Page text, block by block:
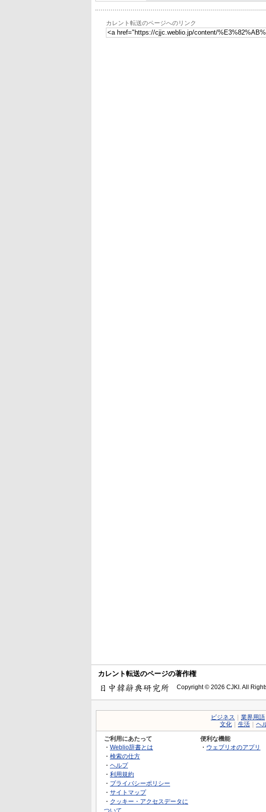
カレント転送のページへのリンク
カレント転送のページの著作権
Copyright © 2026 CJKI. All
ビジネス 業界用語
文化
生活 ヘ
ご利用にあたって
・ Weblio辞書とは
・ 検索の仕方
・ ヘルプ
・ 利用規約
・ プライバシーポリシー
・ サイトマップ
・ クッキー・アクセスデータに
ついて
便利な機能
・ ウェブリオのアプリ